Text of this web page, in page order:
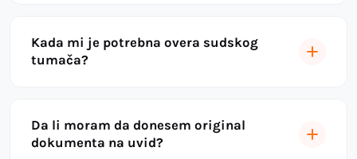
Kada mi je potrebna overa sudskog
tumača?
Da li moram da donesem original
dokumenta na uvid?